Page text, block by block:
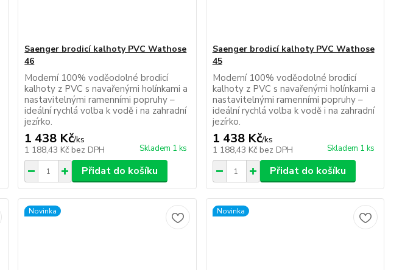
Saenger brodicí kalhoty PVC Wathose
46
Moderní 100% voděodolné brodicí
kalhoty z PVC s navařenými holínkami a
nastavitelnými ramenními popruhy –
ideální rychlá volba k vodě i na zahradní
jezírko.
1 438 Kč/ks
1 188,43 Kč bez DPH Skladem 1 ks
Přidat do košíku
Saenger brodicí kalhoty PVC Wathose
45
Moderní 100% voděodolné brodicí
kalhoty z PVC s navařenými holínkami a
nastavitelnými ramenními popruhy –
ideální rychlá volba k vodě i na zahradní
jezírko.
1 438 Kč/ks
1 188,43 Kč bez DPH Skladem 1 ks
Přidat do košíku
Novinka Novinka